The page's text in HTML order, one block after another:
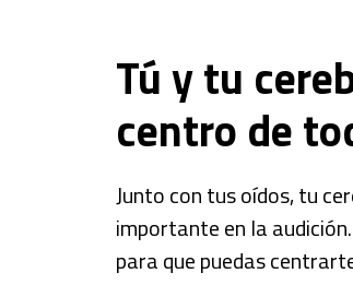
Tú y tu
centro de
Junto con tus oídos, tu
importante en la
para que puedas